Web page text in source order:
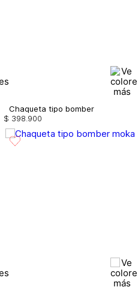
Chaqueta tipo bomber
$ 398 900